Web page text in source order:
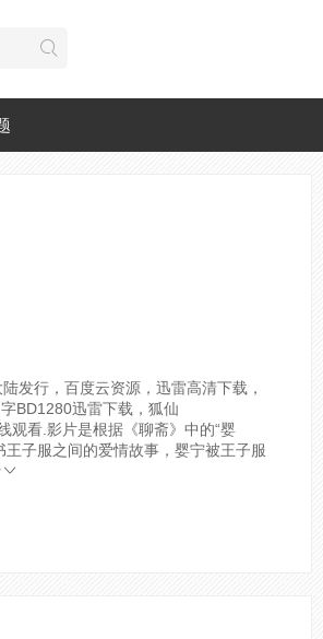
发行，百度云资源，迅雷高清下载，
BD1280迅雷下载，狐仙
观看. 影片是根据《聊斋》中的“婴
子服之间的爱情故事，婴宁被王子服